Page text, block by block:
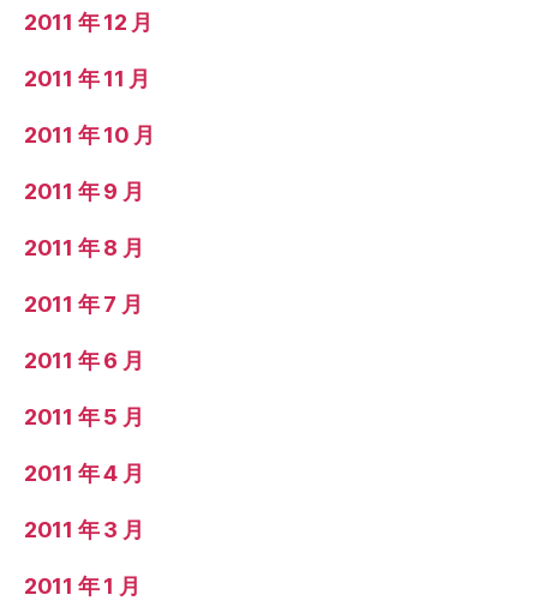
2011 年 12 月
2011 年 11 月
2011 年 10 月
2011 年 9 月
2011 年 8 月
2011 年 7 月
2011 年 6 月
2011 年 5 月
2011 年 4 月
2011 年 3 月
2011 年 1 月